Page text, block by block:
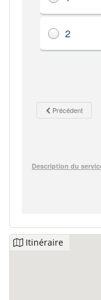
Itinéraire